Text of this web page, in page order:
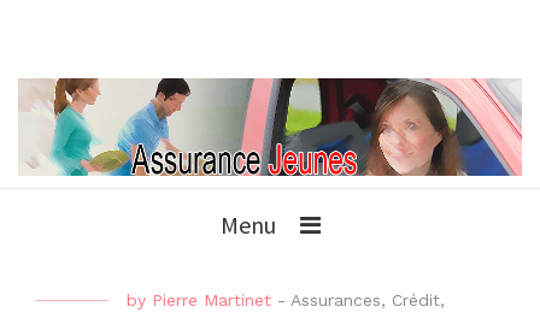
Menu
by Pierre Martinet - Assurances, Crédit,